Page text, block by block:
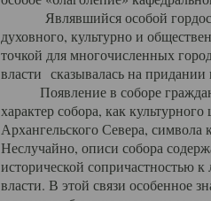
Являвшийся особой
духовного, культурно и
точкой для многочисленных
власти сказывалась на придании
Появление в соборе
характер собора, как
Архангельского Севера, символа
Неслучайно, описи собора
исторической сопричастностью
власти. В этой связи особенное